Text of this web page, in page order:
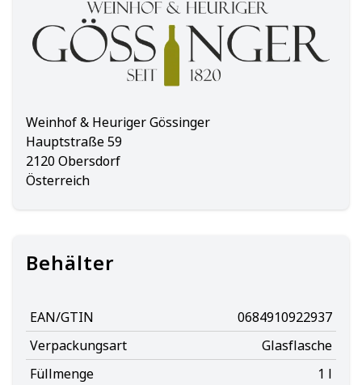
Weinhof & Heuriger Gössinger
Hauptstraße 59
2120 Obersdorf
Österreich
Behälter
EAN/GTIN
0684910922937
Verpackungsart
Glasflasche
Füllmenge
1 l